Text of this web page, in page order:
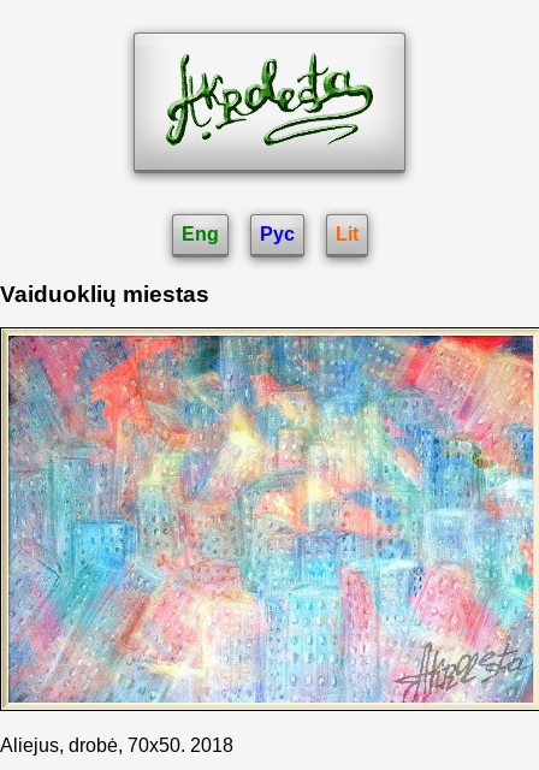
Eng Рус Lit
Vaiduoklių miestas
Aliejus, drobė, 70x50. 2018